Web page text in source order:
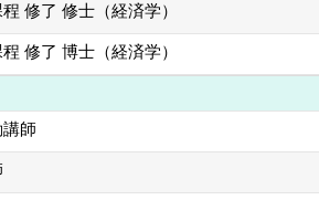
修了 修士（経済学）
修了 博士（経済学）
師